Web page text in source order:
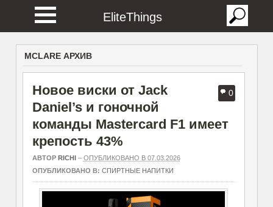
EliteThings
MCLARE АРХИВ
0
Новое виски от Jack
Daniel’s и гоночной
команды Mastercard F1 имеет
крепость 43%
АВТОР RICHI– ОПУБЛИКОВАНО В 07.03.2026
ОПУБЛИКОВАНО В: СПИРТНЫЕ НАПИТКИ